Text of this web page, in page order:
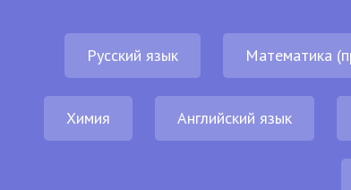
Русский язык Математика
Химия Английский язык